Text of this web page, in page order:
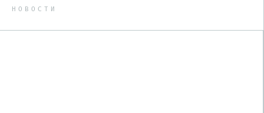
НОВОСТИ